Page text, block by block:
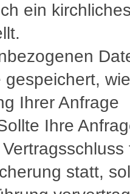
ein
Ihrer Anfrage
Ihre
statt,